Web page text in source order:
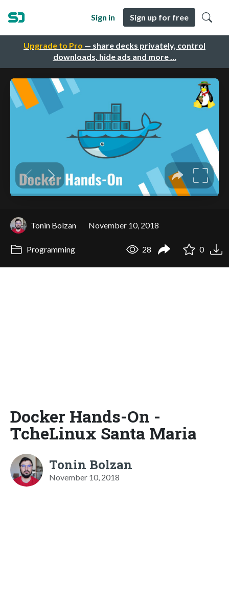
Upgrade to Pro — share decks privately, control
downloads, hide ads and more …
Sign in Sign up for free
Tonin Bolzan November 10, 2018
Programming 28 0
Docker Hands-On -
TcheLinux Santa Maria
Tonin Bolzan
November 10, 2018